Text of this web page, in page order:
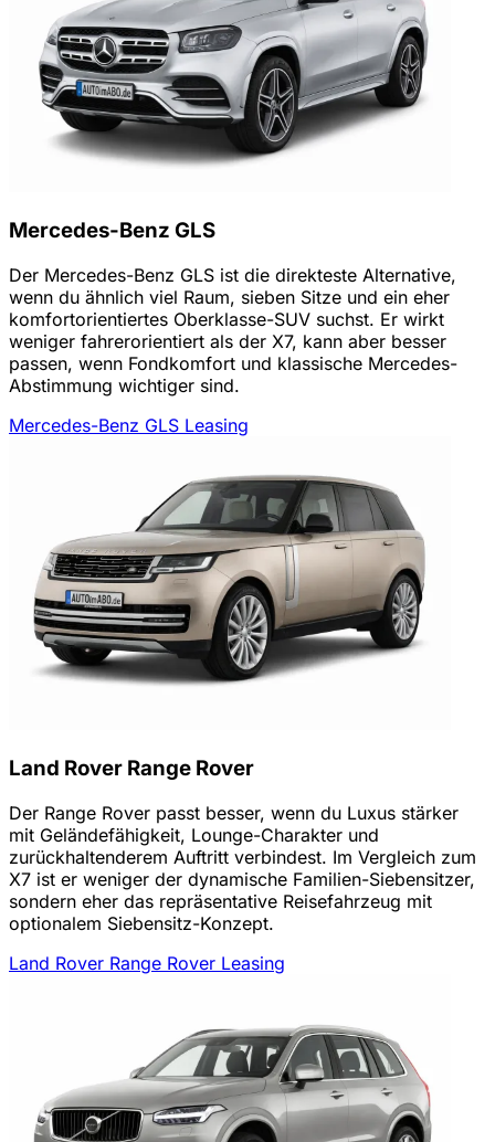
Mercedes-Benz GLS
Der Mercedes-Benz GLS ist die direkteste Alternative,
wenn du ähnlich viel Raum, sieben Sitze und ein eher
komfortorientiertes Oberklasse-SUV suchst. Er wirkt
weniger fahrerorientiert als der X7, kann aber besser
passen, wenn Fondkomfort und klassische Mercedes-
Abstimmung wichtiger sind.
Mercedes-Benz GLS Leasing
Land Rover Range Rover
Der Range Rover passt besser, wenn du Luxus stärker
mit Geländefähigkeit, Lounge-Charakter und
zurückhaltenderem Auftritt verbindest. Im Vergleich zum
X7 ist er weniger der dynamische Familien-Siebensitzer,
sondern eher das repräsentative Reisefahrzeug mit
optionalem Siebensitz-Konzept.
Land Rover Range Rover Leasing